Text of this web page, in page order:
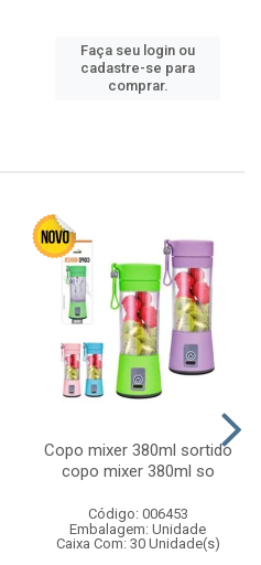
Faça seu login ou
cadastre-se para
comprar.
Copo mixer 380ml sortido
copo mixer 380ml so
Código: 006453
Embalagem: Unidade
Caixa Com: 30 Unidade(s)